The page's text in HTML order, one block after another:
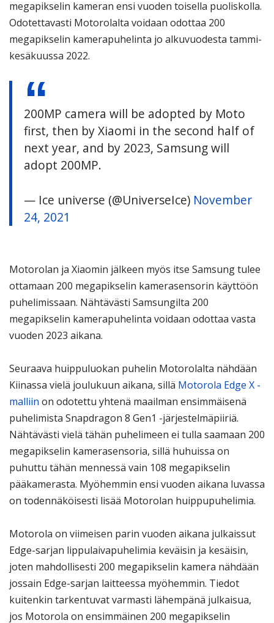
megapikselin kameran ensi vuoden toisella puoliskolla.
Odotettavasti Motorolalta voidaan odottaa 200
megapikselin kamerapuhelinta jo alkuvuodesta tammi-
kesäkuussa 2022.
200MP camera will be adopted by Moto
first, then by Xiaomi in the second half of
next year, and by 2023, Samsung will
adopt 200MP.
— Ice universe (@UniverseIce) November
24, 2021
Motorolan ja Xiaomin jälkeen myös itse Samsung tulee
ottamaan 200 megapikselin kamerasensorin käyttöön
puhelimissaan. Nähtävästi Samsungilta 200
megapikselin kamerapuhelinta voidaan odottaa vasta
vuoden 2023 aikana.
Seuraava huippuluokan puhelin Motorolalta nähdään
Kiinassa vielä joulukuun aikana, sillä Motorola Edge X -
malliin on odotettu yhtenä maailman ensimmäisenä
puhelimista Snapdragon 8 Gen1 -järjestelmäpiiriä.
Nähtävästi vielä tähän puhelimeen ei tulla saamaan 200
megapikselin kamerasensoria, sillä huhuissa on
puhuttu tähän mennessä vain 108 megapikselin
pääkamerasta. Myöhemmin ensi vuoden aikana luvassa
on todennäköisesti lisää Motorolan huippupuhelimia.
Motorola on viimeisen parin vuoden aikana julkaissut
Edge-sarjan lippulaivapuhelimia keväisin ja kesäisin,
joten mahdollisesti 200 megapikselin kamera nähdään
jossain Edge-sarjan laitteessa myöhemmin. Tiedot
kuitenkin tarkentuvat varmasti lähempänä julkaisua,
jos Motorola on ensimmäinen 200 megapikselin